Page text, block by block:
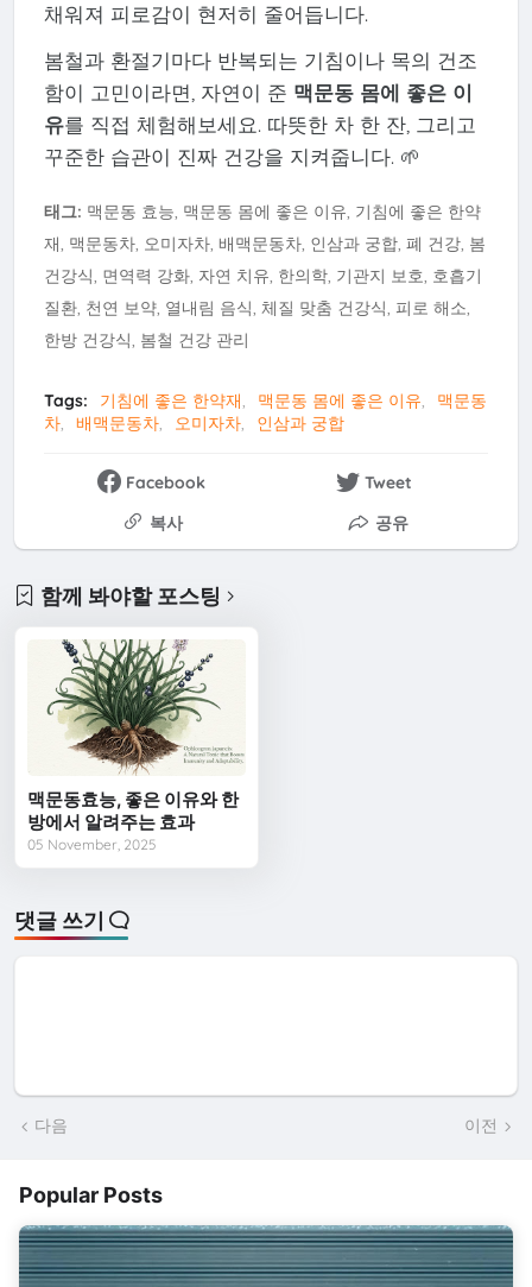
채워져 피로감이 현저히 줄어듭니다.
봄철과 환절기마다 반복되는 기침이나 목의 건조
함이 고민이라면, 자연이 준 맥문동 몸에 좋은 이
유를 직접 체험해보세요. 따뜻한 차 한 잔, 그리고
꾸준한 습관이 진짜 건강을 지켜줍니다. 🌱
태그: 맥문동 효능, 맥문동 몸에 좋은 이유, 기침에 좋은 한약
재, 맥문동차, 오미자차, 배맥문동차, 인삼과 궁합, 폐 건강, 봄
건강식, 면역력 강화, 자연 치유, 한의학, 기관지 보호, 호흡기
질환, 천연 보약, 열내림 음식, 체질 맞춤 건강식, 피로 해소,
한방 건강식, 봄철 건강 관리
Tags: 기침에 좋은 한약재 맥문동 몸에 좋은 이유
맥문동
차
배맥문동차 오미자차 인삼과 궁합
Facebook
Tweet
복사
공유
함께 봐야할 포스팅
맥문동효능, 좋은 이유와 한
방에서 알려주는 효과
05 November, 2025
댓글 쓰기
다음 이전
Popular Posts